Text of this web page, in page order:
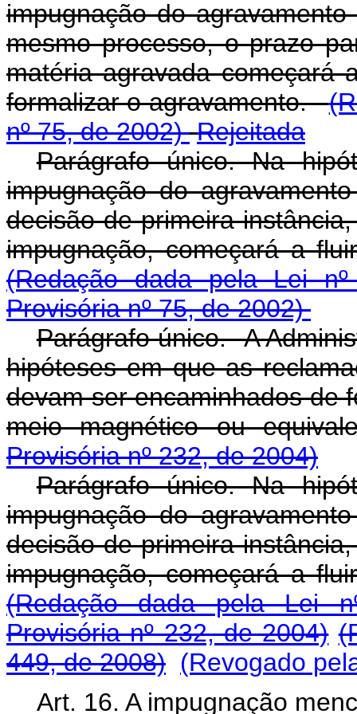
impugnação do
mesmo processo, o prazo
matéria agravada
formalizar o agravamento.
nº 75, de 2002) Rejeitada
Parágrafo único. Na
impugnação do
decisão de primeira
impugnação, começará a
(Redação dada pela Lei
Provisória nº 75, de 2002)
Parágrafo único. A
hipóteses em que as
devam ser encaminhados de
meio magnético ou
Provisória nº 232, de 2004)
Parágrafo único. Na
impugnação do
decisão de primeira
impugnação, começará a
(Redação dada pela Lei
Provisória nº 232, de 2004)
449, de 2008) (Revogado
Art. 16. A impugnação